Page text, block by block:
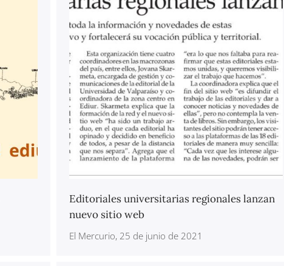
Editoriales universitarias regionales lanzan
nuevo sitio web
El Mercurio, 25 de junio de 2021